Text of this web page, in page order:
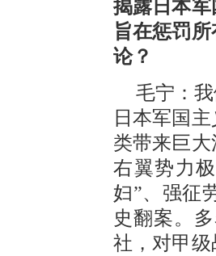
揭露日本
旨在惩罚
论？
毛宁：
日本军国
类带来巨
右翼势力
妇”、强征
史翻案。
社，对甲